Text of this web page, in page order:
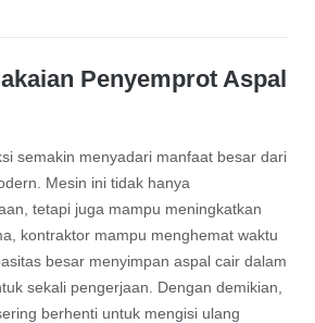
Penyemprot Aspal
semakin menyadari manfaat besar dari
Mesin ini tidak hanya
tetapi juga mampu meningkatkan
kontraktor mampu menghemat waktu
besar menyimpan aspal cair dalam
sekali pengerjaan. Dengan demikian,
berhenti untuk mengisi ulang